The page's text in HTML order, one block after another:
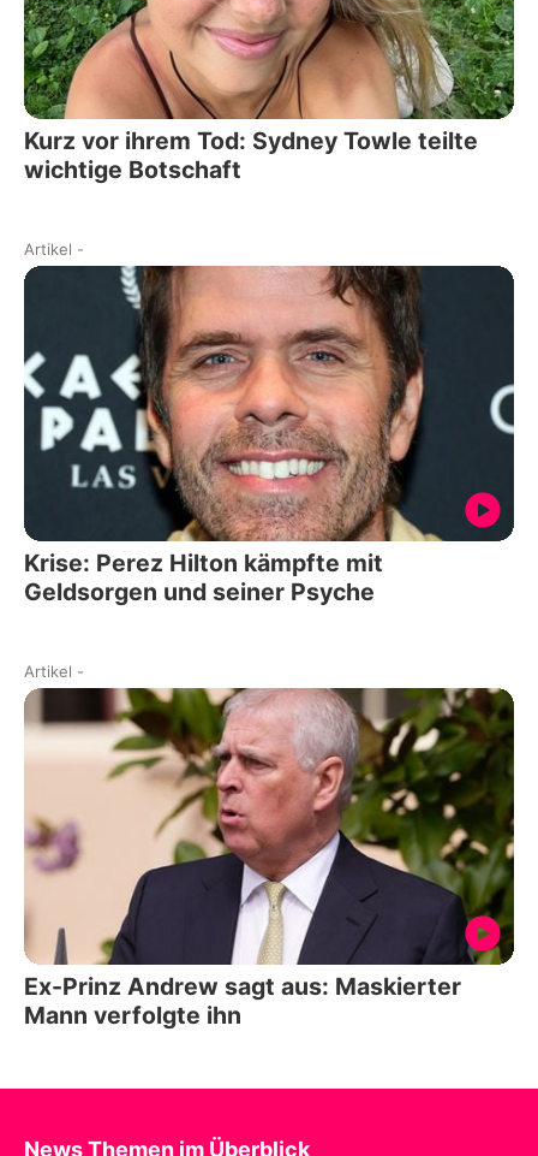
Kurz vor ihrem Tod: Sydney Towle teilte
wichtige Botschaft
Artikel -
Krise: Perez Hilton kämpfte mit
Geldsorgen und seiner Psyche
Artikel -
Ex-Prinz Andrew sagt aus: Maskierter
Mann verfolgte ihn
News Themen im Überblick